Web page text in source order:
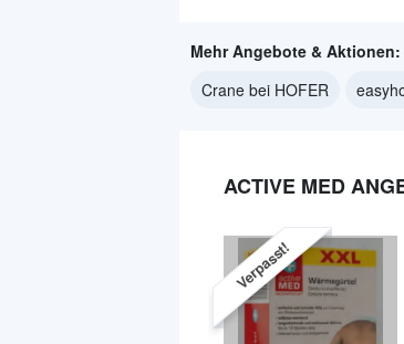
Mehr Angebote & Aktionen:
Crane bei HOFER
ACTIVE MED
Verpasst!